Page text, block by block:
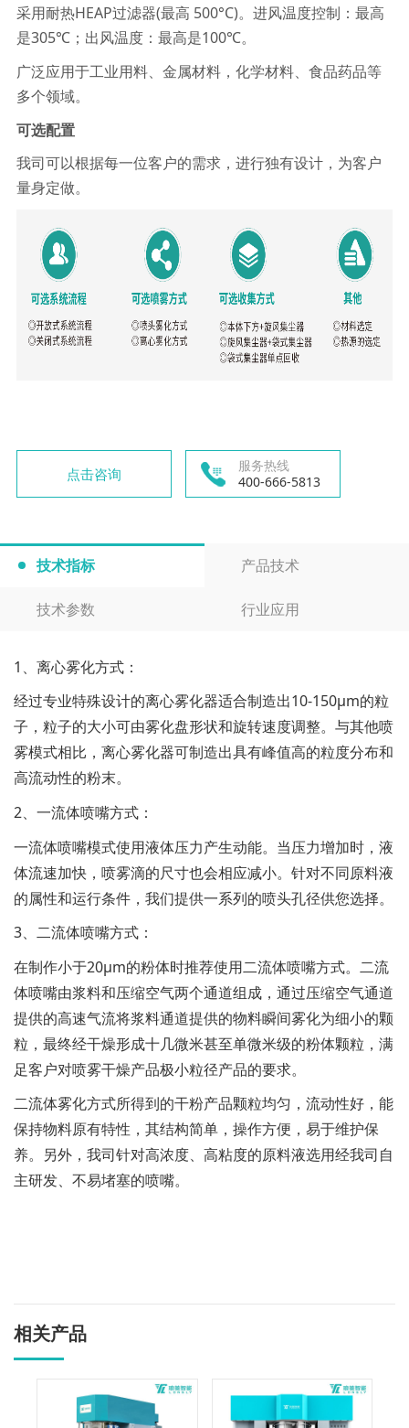
采用耐热HEAP过滤器(最高 500°C)。进风温度控制：最高
是305℃；出风温度：最高是100℃。
广泛应用于工业用料、金属材料，化学材料、食品药品等
多个领域。
可选配置
我司可以根据每一位客户的需求，进行独有设计，为客户
量身定做。
点击咨询
服务热线
400-666-5813
技术指标 产品技术
技术参数 行业应用
1、离心雾化方式：
经过专业特殊设计的离心雾化器适合制造出10-150μm的粒
子，粒子的大小可由雾化盘形状和旋转速度调整。与其他喷
雾模式相比，离心雾化器可制造出具有峰值高的粒度分布和
高流动性的粉末。
2、一流体喷嘴方式：
一流体喷嘴模式使用液体压力产生动能。当压力增加时，液
体流速加快，喷雾滴的尺寸也会相应减小。针对不同原料液
的属性和运行条件，我们提供一系列的喷头孔径供您选择。
3、二流体喷嘴方式：
在制作小于20μm的粉体时推荐使用二流体喷嘴方式。二流
体喷嘴由浆料和压缩空气两个通道组成，通过压缩空气通道
提供的高速气流将浆料通道提供的物料瞬间雾化为细小的颗
粒，最终经干燥形成十几微米甚至单微米级的粉体颗粒，满
足客户对喷雾干燥产品极小粒径产品的要求。
二流体雾化方式所得到的干粉产品颗粒均匀，流动性好，能
保持物料原有特性，其结构简单，操作方便，易于维护保
养。另外，我司针对高浓度、高粘度的原料液选用经我司自
主研发、不易堵塞的喷嘴。
相关产品